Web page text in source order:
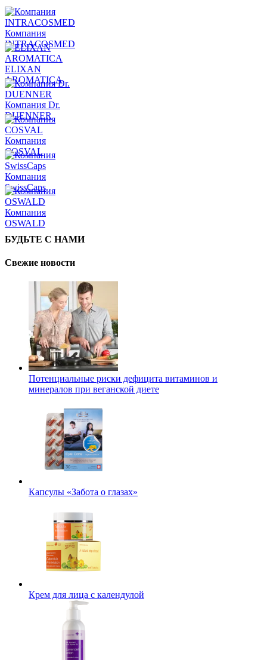
Компания
INTRACOSMED
ELIXAN
AROMATICA
Компания Dr.
DUENNER
Компания
COSVAL
Компания
SwissCaps
Компания
OSWALD
БУДЬТЕ С НАМИ
Свежие новости
Потенциальные риски дефицита витаминов и
минералов при веганской диете
Капсулы «Забота о глазах»
Крем для лица с календулой